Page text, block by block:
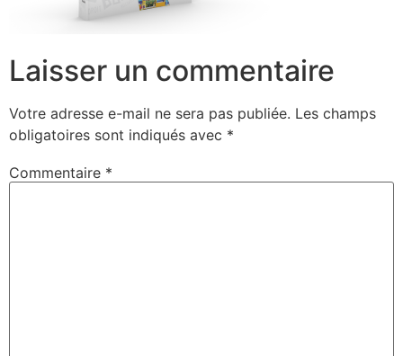
Laisser un commentaire
Votre adresse e-mail ne sera pas publiée. Les champs
obligatoires sont indiqués avec *
Commentaire *